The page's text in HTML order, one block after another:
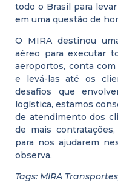
todo o Brasil para
em uma questão de
O MIRA destinou
aéreo para executar
aeroportos, conta
e levá-las até os
desafios que
logística, estamos
de atendimento dos
de mais
para nos ajudarem
observa.
Tags: MIRA